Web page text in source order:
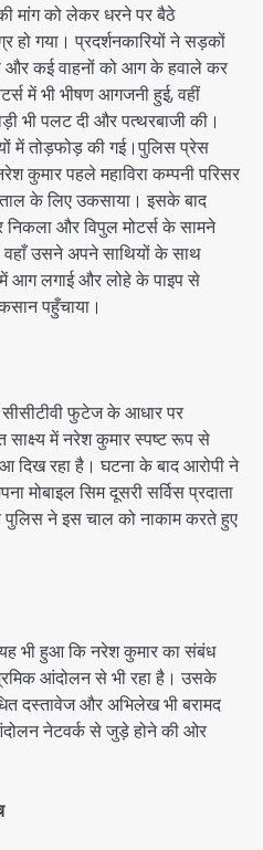
मांग को लेकर धरने पर बैठे
हो गया। प्रदर्शनकारियों ने सड़कों
और कई वाहनों को आग के हवाले कर
में भी भीषण आगजनी हुई, वहीं
भी पलट दी और पत्थरबाजी की।
में तोड़फोड़ की गई।पुलिस प्रेस
कुमार पहले महाविरा कम्पनी परिसर
के लिए उकसाया। इसके बाद
निकला और विपुल मोटर्स के सामने
उसने अपने साथियों के साथ
में आग लगाई और लोहे के पाइप से
पहुँचाया।
सीसीटीवी फुटेज के आधार पर
में नरेश कुमार स्पष्ट रूप से
दिख रहा है। घटना के बाद आरोपी ने
सिम दूसरी सर्विस प्रदाता
पुलिस ने इस चाल को नाकाम करते हुए
भी हुआ कि नरेश कुमार का संबंध
श्रमिक आंदोलन से भी रहा है। उसके
दस्तावेज और अभिलेख भी बरामद
नेटवर्क से जुड़े होने की ओर